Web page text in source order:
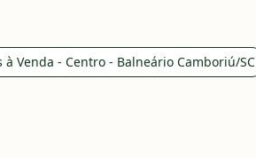
Venda - Centro - Balneário Camboriú/SC